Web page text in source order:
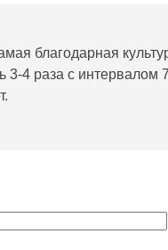
благодарная
4 раза с интервалом